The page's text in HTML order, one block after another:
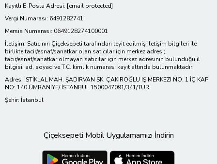
Kayıtlı E-Posta Adresi: [email protected]
Vergi Numarası: 6491282741
Mersis Numarası: 0649128274100001
İletişim: Satıcının Çiçeksepeti tarafından teyit edilmiş iletişim bilgileri ile
birlikte tacir/esnaf/sanatkar olan satıcılar için merkez adresi;
tacir/esnaf/sanatkar olmayan satıcılar için merkez adresinin bulunduğu il
bilgisi, ad, soyad ve T.C. kimlik numarası kayıt altında bulunmaktadır.
Adres: İSTİKLAL MAH. ŞADIRVAN SK. ÇAKIROĞLU IŞ MERKEZI NO: 1 İÇ KAPI
NO: 140 ÜMRANİYE/ İSTANBUL 1500047091/341/TUR
Şehir: İstanbul
Çiçeksepeti Mobil Uygulamamızı İndirin